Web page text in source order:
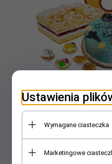
Zestaw
260,00
Ustawienia
Wymagane ciasteczka
Marketingowe